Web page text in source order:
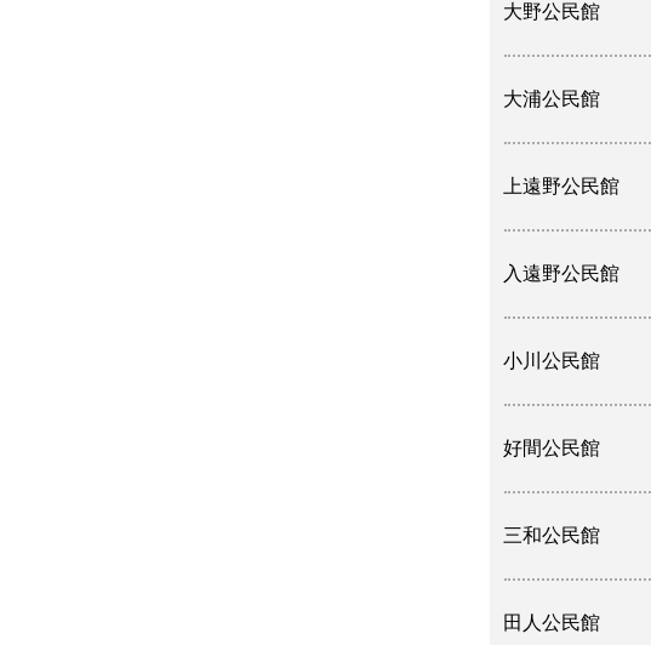
大野公民館
大浦公民館
上遠野公民館
入遠野公民館
小川公民館
好間公民館
三和公民館
田人公民館